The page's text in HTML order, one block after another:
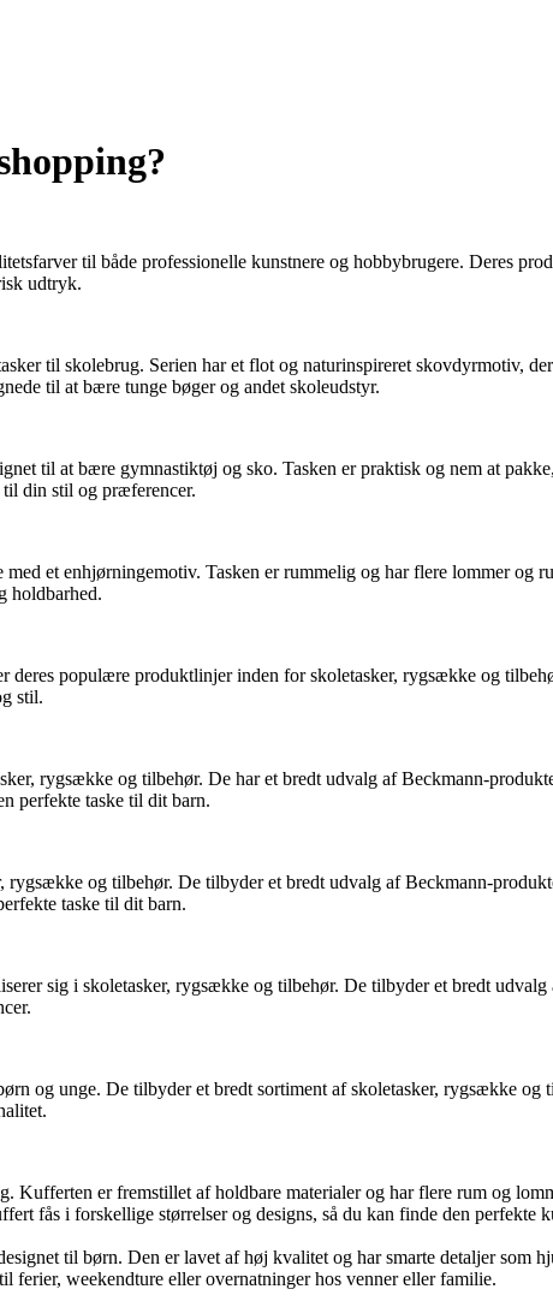
til både professionelle kunstnere og hobbybrugere. Deres
udtryk.
til skolebrug. Serien har et flot og naturinspireret skovdyrmotiv,
til at bære tunge bøger og andet skoleudstyr.
til at bære gymnastiktøj og sko. Tasken er praktisk og nem at
til din stil og præferencer.
et enhjørningemotiv. Tasken er rummelig og har flere lommer og
holdbarhed.
deres populære produktlinjer inden for skoletasker, rygsække og
stil.
rygsække og tilbehør. De har et bredt udvalg af Beckmann-
perfekte taske til dit barn.
og tilbehør. De tilbyder et bredt udvalg af Beckmann-
taske til dit barn.
sig i skoletasker, rygsække og tilbehør. De tilbyder et bredt
og unge. De tilbyder et bredt sortiment af skoletasker, rygsække
er fremstillet af holdbare materialer og har flere rum og
fås i forskellige størrelser og designs, så du kan finde den perfekte
til børn. Den er lavet af høj kvalitet og har smarte detaljer som
ferier, weekendture eller overnatninger hos venner eller familie.